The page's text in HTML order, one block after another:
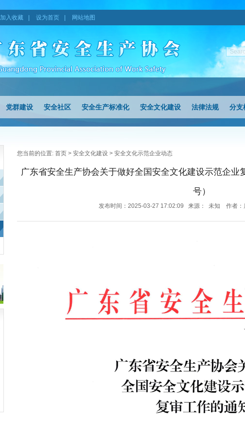
加入收藏 设为首页 网站地图
党群建设 安全社区 安全生产标准化 安全文化建设 法律法规 分支
您当前的位置: 首页 > 安全文化建设 > 安全文化示范企业动态
广东省安全生产协会关于做好全国安全文化建设示范企
号）
发布时间：2025-03-27 17:02:09 来源： 未知 作者：